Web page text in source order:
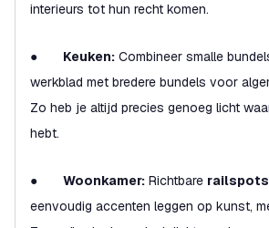
interieurs tot hun recht komen.
● Keuken: Combineer smalle
werkblad met bredere bundels voor
Zo heb je altijd precies genoeg licht
hebt.
● Woonkamer: Richtbare railspots
eenvoudig accenten leggen op kunst,